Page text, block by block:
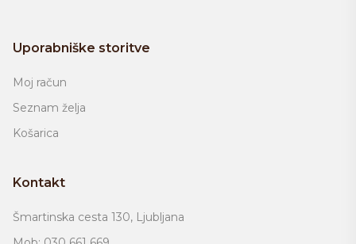
Uporabniške storitve
Moj račun
Seznam želja
Košarica
Kontakt
Šmartinska cesta 130, Ljubljana